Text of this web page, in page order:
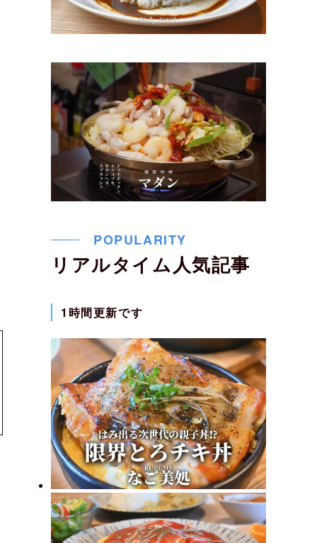
POPULARITY
リアルタイム人気記事
1時間更新です